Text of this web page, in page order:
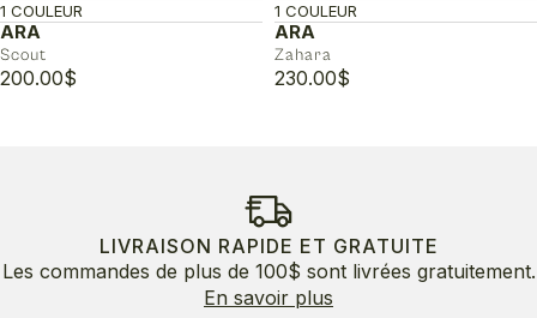
ARA
Scout
1 COULEUR
200.00$
ARA
Zahara
1 COULEUR
230.00$
LIVRAISON RAPIDE ET GRATUITE
Les commandes de plus de 100$ sont livrées gratuitement.
En savoir plus